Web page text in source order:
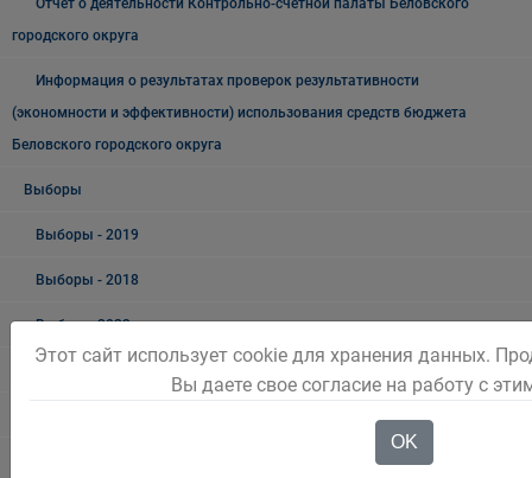
городского округа
Информация о результатах проверок результативности
(экономности и эффективности) использования средств бюджета
Беловского городского округа
Выборы
Выборы - 2019
Выборы - 2018
Выборы 2023 год
Этот сайт использует cookie для хранения данных.
Вы даете свое согласие на работу с
OK